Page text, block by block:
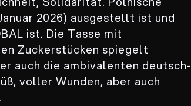
2026) ausgestellt ist und
ist. Die Tasse mit
Zuckerstücken spiegelt
auch die ambivalenten deutsch-
voller Wunden, aber auch